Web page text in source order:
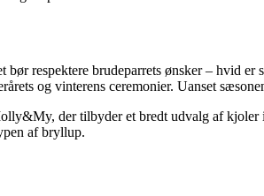
respektere brudeparrets ønsker – hvid
og vinterens ceremonier. Uanset
der tilbyder et bredt udvalg af
af bryllup.